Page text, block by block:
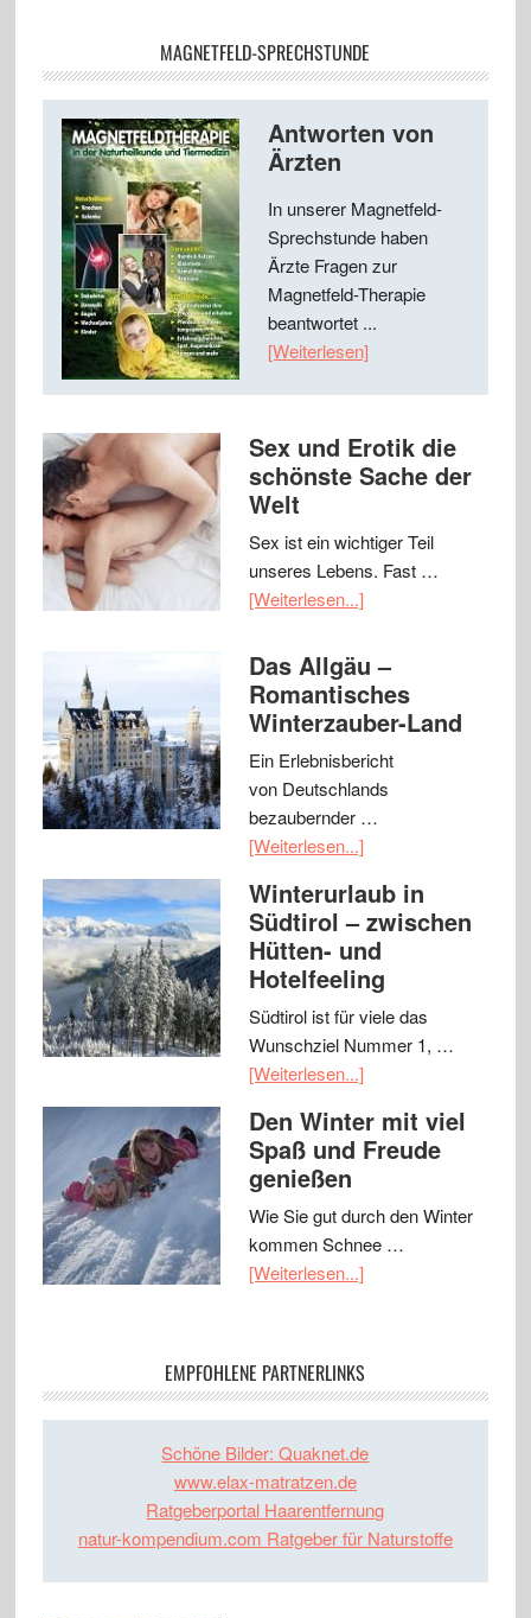
MAGNETFELD-SPRECHSTUNDE
Antworten von
Ärzten
In unserer Magnetfeld-
Sprechstunde haben
Ärzte Fragen zur
Magnetfeld-Therapie
beantwortet ...
[Weiterlesen]
Sex und Erotik die
schönste Sache der
Welt
Sex ist ein wichtiger Teil
unseres Lebens. Fast …
[Weiterlesen...]
Das Allgäu –
Romantisches
Winterzauber-Land
Ein Erlebnisbericht
von Deutschlands
bezaubernder …
[Weiterlesen...]
Winterurlaub in
Südtirol – zwischen
Hütten- und
Hotelfeeling
Südtirol ist für viele das
Wunschziel Nummer 1, …
[Weiterlesen...]
Den Winter mit viel
Spaß und Freude
genießen
Wie Sie gut durch den Winter
kommen Schnee …
[Weiterlesen...]
EMPFOHLENE PARTNERLINKS
Schöne Bilder: Quaknet.de
www.elax-matratzen.de
Ratgeberportal Haarentfernung
natur-kompendium.com Ratgeber für Naturstoffe